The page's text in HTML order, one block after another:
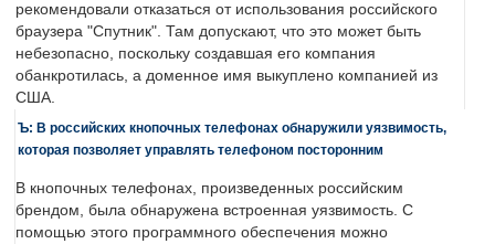
рекомендовали отказаться от использования российского
браузера "Спутник". Там допускают, что это может быть
небезопасно, поскольку создавшая его компания
обанкротилась, а доменное имя выкуплено компанией из
США.
Ъ: В российских кнопочных телефонах обнаружили уязвимость,
которая позволяет управлять телефоном посторонним
В кнопочных телефонах, произведенных российским
брендом, была обнаружена встроенная уязвимость. С
помощью этого программного обеспечения можно